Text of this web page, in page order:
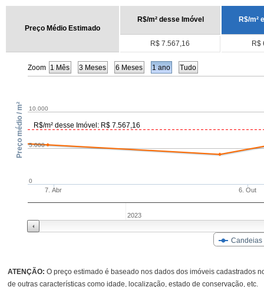
Preço Médio Estimado
R$/m² desse Imóvel R$/m²
R$ 7.567,16 R$
R$/m² desse Imóvel: R$ 7.567,16
Zoom
Candeias
7. Abr 6. Out
0
5.000
10.000
Preço médio / m²
2023
1 Mês 3 Meses 6 Meses 1 ano Tudo
ATENÇÃO: O preço estimado é baseado nos dados dos imóveis cadastrados
de outras características como idade, localização, estado de conservação, etc.